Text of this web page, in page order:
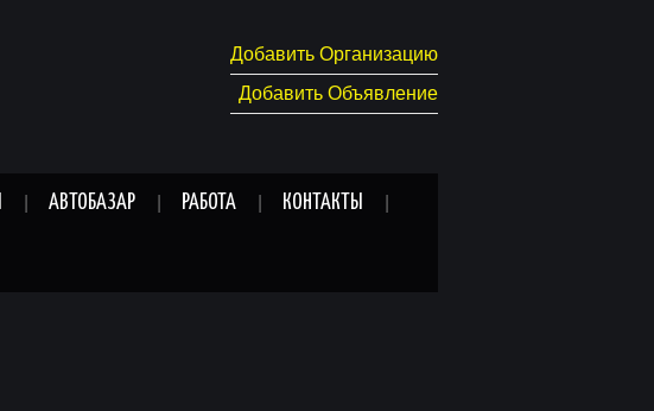
Добавить Организацию
Добавить Объявление
АВТОБАЗАР РАБОТА КОНТАКТЫ